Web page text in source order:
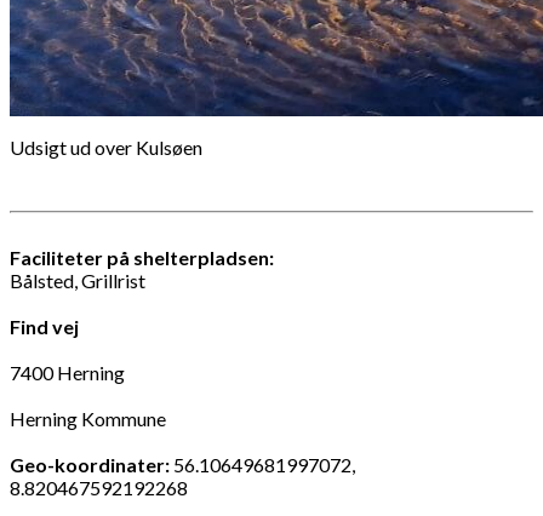
Udsigt ud over Kulsøen
Faciliteter på shelterpladsen:
Bålsted, Grillrist
Find vej
7400 Herning
Herning Kommune
Geo-koordinater: 56.10649681997072,
8.820467592192268